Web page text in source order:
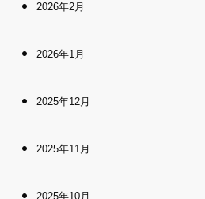
2026年2月
2026年1月
2025年12月
2025年11月
2025年10月